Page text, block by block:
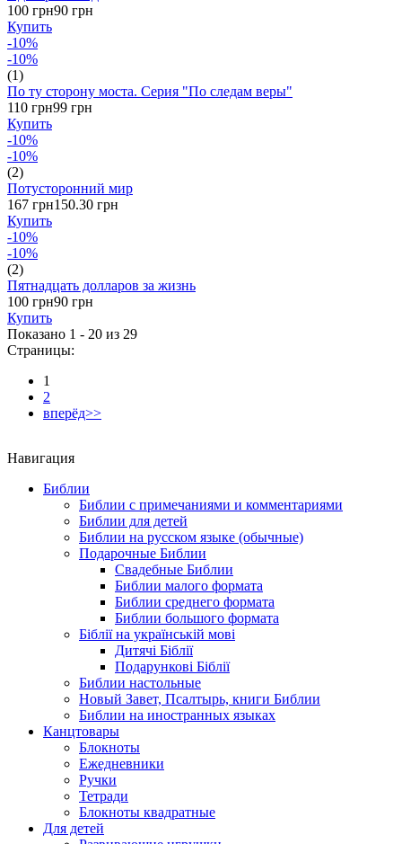
100 грн90 грн
Купить
-10%
-10%
(1)
По ту сторону моста. Серия "По следам веры"
110 грн99 грн
Купить
-10%
-10%
(2)
Потусторонний мир
167 грн150.30 грн
Купить
-10%
-10%
(2)
Пятнадцать долларов за жизнь
100 грн90 грн
Купить
Показано 1 - 20 из 29
Страницы:
1
2
вперёд>>
Навигация
Библии
Библии с примечаниями и комментариями
Библии для детей
Библии на русском языке (обычные)
Подарочные Библии
Свадебные Библии
Библии малого формата
Библии среднего формата
Библии большого формата
Біблії на українській мові
Дитячі Біблії
Подарункові Біблії
Библии настольные
Новый Завет, Псалтырь, книги Библии
Библии на иностранных языках
Канцтовары
Блокноты
Ежедневники
Ручки
Тетради
Блокноты квадратные
Для детей